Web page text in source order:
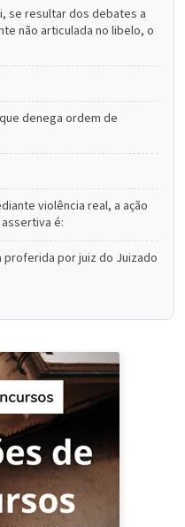
se resultar dos debates a
não articulada no libelo, o
denega ordem de
violência real, a ação
é:
proferida por juiz do Juizado